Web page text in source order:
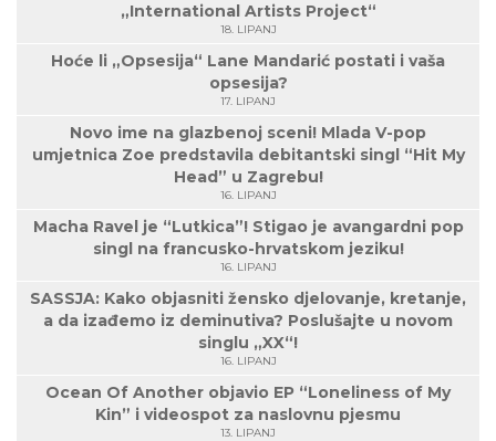
„International Artists Project“
18. LIPANJ
Hoće li „Opsesija“ Lane Mandarić postati i vaša
opsesija?
17. LIPANJ
Novo ime na glazbenoj sceni! Mlada V-pop
umjetnica Zoe predstavila debitantski singl “Hit My
Head” u Zagrebu!
16. LIPANJ
Macha Ravel je “Lutkica”! Stigao je avangardni pop
singl na francusko-hrvatskom jeziku!
16. LIPANJ
SASSJA: Kako objasniti žensko djelovanje, kretanje,
a da izađemo iz deminutiva? Poslušajte u novom
singlu „XX“!
16. LIPANJ
Ocean Of Another objavio EP “Loneliness of My
Kin” i videospot za naslovnu pjesmu
13. LIPANJ